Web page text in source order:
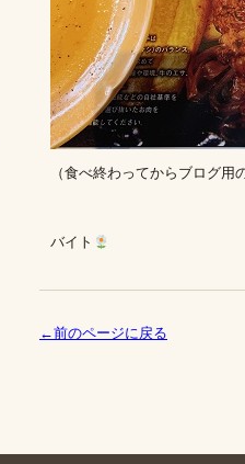
（食べ終わってからブログ
バイト
←前のページに戻る